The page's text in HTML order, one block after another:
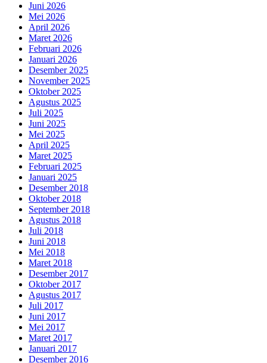
Juni 2026
Mei 2026
April 2026
Maret 2026
Februari 2026
Januari 2026
Desember 2025
November 2025
Oktober 2025
Agustus 2025
Juli 2025
Juni 2025
Mei 2025
April 2025
Maret 2025
Februari 2025
Januari 2025
Desember 2018
Oktober 2018
September 2018
Agustus 2018
Juli 2018
Juni 2018
Mei 2018
Maret 2018
Desember 2017
Oktober 2017
Agustus 2017
Juli 2017
Juni 2017
Mei 2017
Maret 2017
Januari 2017
Desember 2016